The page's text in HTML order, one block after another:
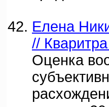
Елена
//
Оценка